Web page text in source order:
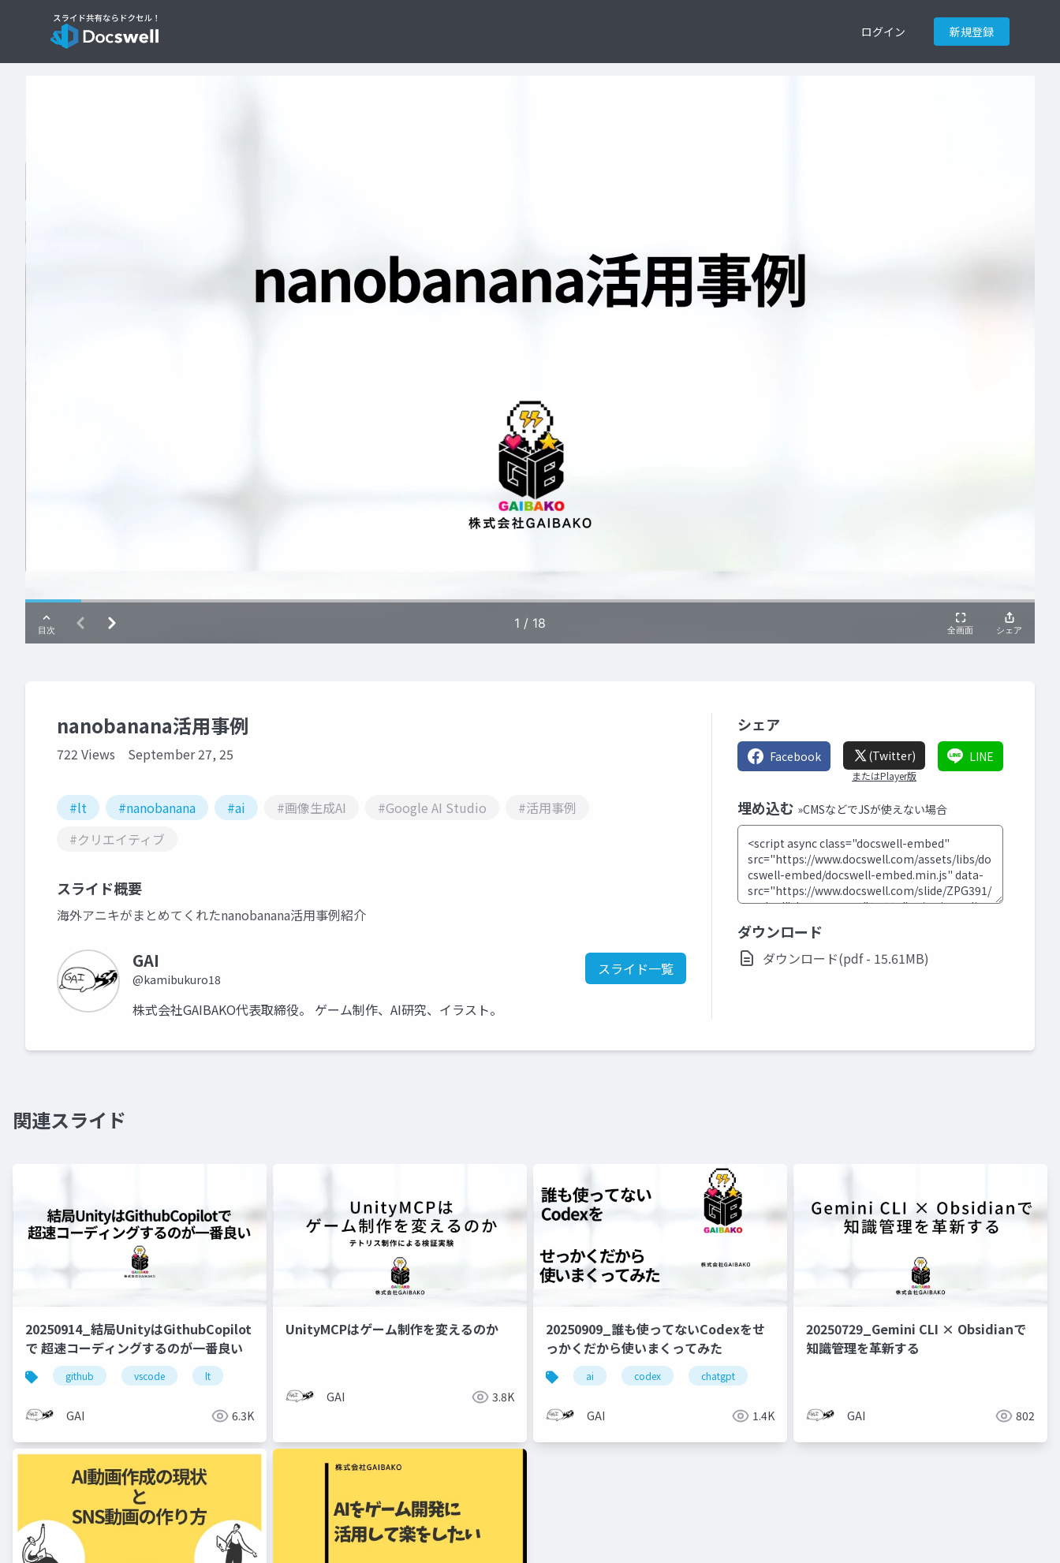
ログイン 新規登録
nanobanana活用事例
722 Views September 27, 25
#lt #nanobanana #ai #画像生成AI #Google AI Studio
#活用事例
#クリエイティブ
スライド概要
海外アニキがまとめてくれたnanobanana活用事例紹介
GAI
@kamibukuro18
スライド一覧
株式会社GAIBAKO代表取締役。 ゲーム制作、AI研究、イラスト。
シェア
Facebook (Twitter)
またはPlayer版
LINE
埋め込む »CMSなどでJSが使えない場合
ダウンロード
ダウンロード(pdf - 15.61MB)
関連スライド
20250914_結局UnityはGithubCopilot
で 超速コーディングするのが一番良い
github vscode lt
GAI 6.3K
UnityMCPはゲーム制作を変えるのか
GAI 3.8K
20250909_誰も使ってないCodexをせ
っかくだから使いまくってみた
ai codex chatgpt
GAI 1.4K
20250729_Gemini CLI × Obsidianで
知識管理を革新する
GAI 802